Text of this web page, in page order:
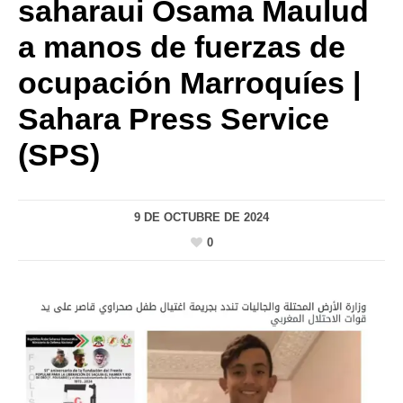
saharaui Osama Maulud
a manos de fuerzas de
ocupación Marroquíes |
Sahara Press Service
(SPS)
9 DE OCTUBRE DE 2024
0